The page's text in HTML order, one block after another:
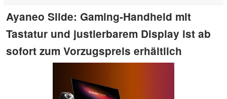
Ayaneo Slide: Gaming-Handheld mit
Tastatur und justierbarem Display ist ab
sofort zum Vorzugspreis erhältlich